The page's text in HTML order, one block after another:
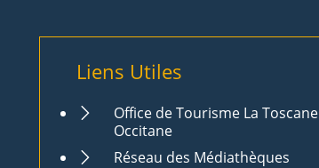
Liens Utiles
Office de Tourisme La Toscane
Occitane
Réseau des Médiathèques